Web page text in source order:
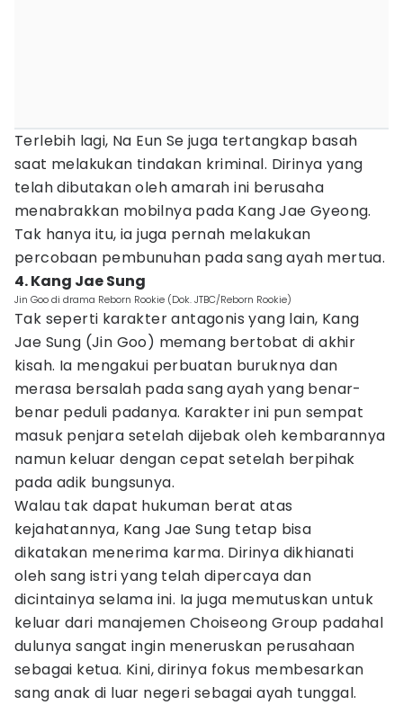
Terlebih lagi, Na Eun Se juga tertangkap basah
saat melakukan tindakan kriminal. Dirinya yang
telah dibutakan oleh amarah ini berusaha
menabrakkan mobilnya pada Kang Jae Gyeong.
Tak hanya itu, ia juga pernah melakukan
percobaan pembunuhan pada sang ayah mertua.
4. Kang Jae Sung
Jin Goo di drama Reborn Rookie (Dok. JTBC/Reborn Rookie)
Tak seperti karakter antagonis yang lain, Kang
Jae Sung (Jin Goo) memang bertobat di akhir
kisah. Ia mengakui perbuatan buruknya dan
merasa bersalah pada sang ayah yang benar-
benar peduli padanya. Karakter ini pun sempat
masuk penjara setelah dijebak oleh kembarannya
namun keluar dengan cepat setelah berpihak
pada adik bungsunya.
Walau tak dapat hukuman berat atas
kejahatannya, Kang Jae Sung tetap bisa
dikatakan menerima karma. Dirinya dikhianati
oleh sang istri yang telah dipercaya dan
dicintainya selama ini. Ia juga memutuskan untuk
keluar dari manajemen Choiseong Group padahal
dulunya sangat ingin meneruskan perusahaan
sebagai ketua. Kini, dirinya fokus membesarkan
sang anak di luar negeri sebagai ayah tunggal.